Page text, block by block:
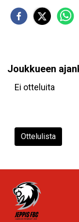
Joukkueen
Ei otteluita
Ottelulista